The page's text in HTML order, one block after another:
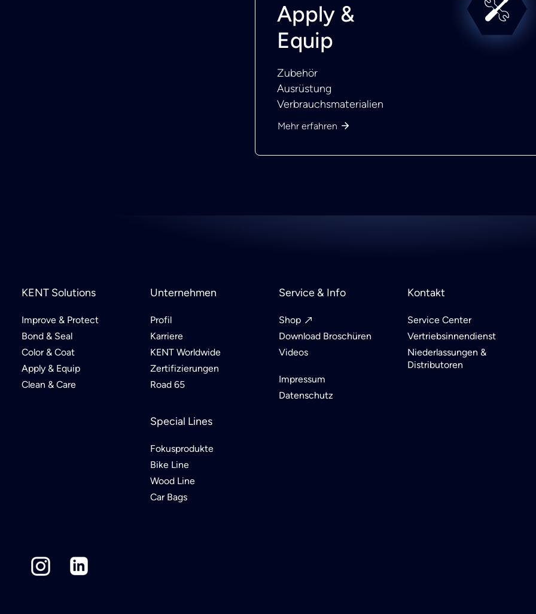
Apply &
Equip
Zubehör
Ausrüstung
Verbrauchsmaterialien
Mehr erfahren
KENT Solutions
Improve & Protect
Bond & Seal
Color & Coat
Apply & Equip
Clean & Care
Unternehmen
Profil
Karriere
KENT Worldwide
Zertifizierungen
Road 65
Special Lines
Fokusprodukte
Bike Line
Wood Line
Car Bags
Service & Info
Shop
Download Broschüren
Videos
Impressum
Datenschutz
Kontakt
Service Center
Vertriebsinnendienst
Niederlassungen &
Distributoren